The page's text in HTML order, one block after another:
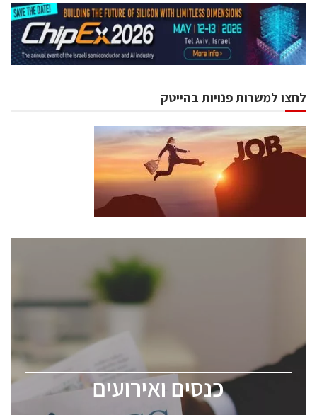
לחצו למשרות פנויות בהייטק
כנסים ואירועים
כנסים ואירועים
לכל העוסקים בתעשיית הסמיקונדקטור כולל מהנדסים,
ChipEx2026 will be held on May 12-13, 2026. The